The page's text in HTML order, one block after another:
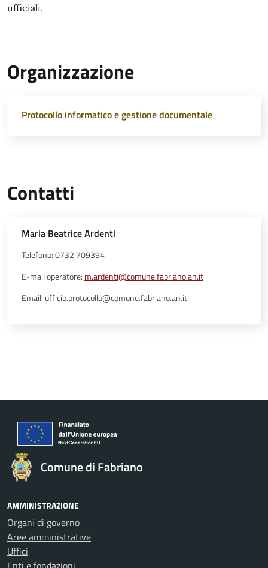
ufficiali.
Organizzazione
Protocollo informatico e gestione documentale
Contatti
Maria Beatrice Ardenti
Telefono: 0732 709394
E-mail operatore: m.ardenti@comune.fabriano.an.it
Email: ufficio.protocollo@comune.fabriano.an.it
Comune di Fabriano
AMMINISTRAZIONE
Organi di governo
Aree amministrative
Uffici